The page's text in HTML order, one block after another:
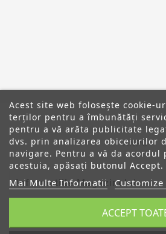
ANPC
Informatiile Magazinului
Acest site web folosește cookie-
terților pentru a îmbunătăți
pentru a vă arăta publicitate
dvs. prin analizarea obiceiurilor
navigare. Pentru a vă da
acestuia, apăsați butonul Accept.
Mai Multe Informatii
ACCEPT